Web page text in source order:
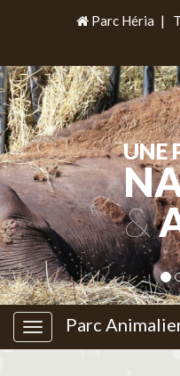
Parc Héria |
UNE
&
Parc